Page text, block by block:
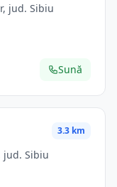
jud. Sibiu
Sună
3.3 km
jud. Sibiu